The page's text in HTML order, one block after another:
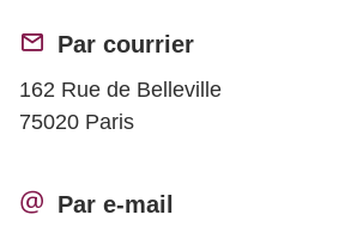
Par courrier
162 Rue de Belleville
75020 Paris
Par e-mail